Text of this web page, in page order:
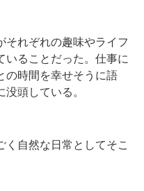
それぞれの趣味やライフ
いることだった。仕事に
の時間を幸せそうに語
頭している。
く自然な日常としてそこ